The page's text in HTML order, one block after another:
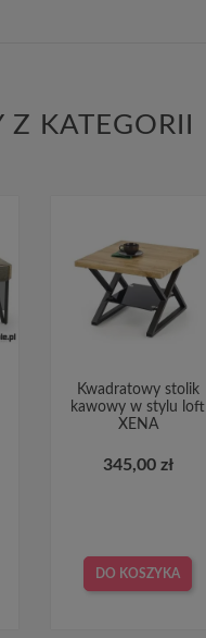
KATEGORII
Kwadratowy stolik
kawowy w stylu loft
XENA
345,00 zł
DO KOSZYKA